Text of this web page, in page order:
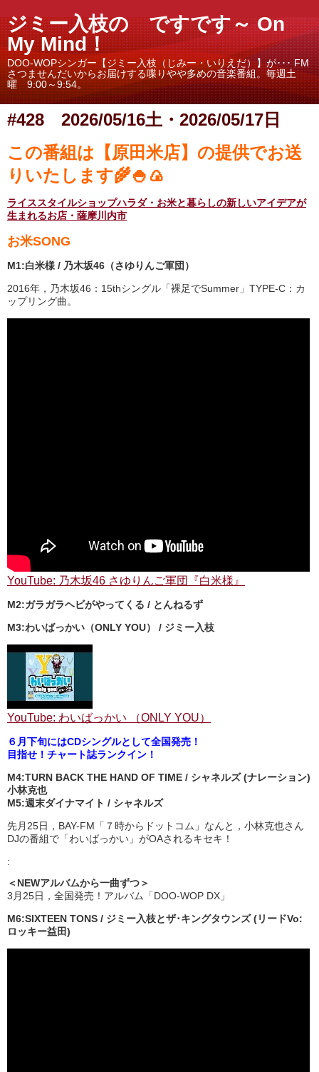
ジミー入枝の ですです～ On
My Mind！
DOO-WOPシンガー【ジミー入枝（じみー・いりえだ）】が･･･ FM
さつませんだいからお届けする喋りやや多めの音楽番組。毎週土
曜 9:00～9:54。
#428 2026/05/16土・2026/05/17日
この番組は【原田米店】の提供でお送
りいたします🌾🍚🍙
ライススタイルショップハラダ・お米と暮らしの新しいアイデアが
生まれるお店・薩摩川内市
お米SONG
M1:白米様 / 乃木坂46（さゆりんご軍団）
2016年，乃木坂46：15thシングル「裸足でSummer」TYPE-C：カ
ップリング曲。
YouTube: 乃木坂46 さゆりんご軍団『白米様』
M2:ガラガラヘビがやってくる / とんねるず
M3:わいばっかい（ONLY YOU） / ジミー入枝
YouTube: わいばっかい （ONLY YOU）
６月下旬にはCDシングルとして全国発売！
目指せ！チャート誌ランクイン！
M4:TURN BACK THE HAND OF TIME / シャネルズ (ナレーション)
小林克也
M5:週末ダイナマイト / シャネルズ
先月25日，BAY-FM「７時からドットコム」なんと，小林克也さん
DJの番組で「わいばっかい」がOAされるキセキ！
:
＜NEWアルバムから一曲ずつ＞
3月25日，全国発売！アルバム「DOO-WOP DX」
M6:SIXTEEN TONS / ジミー入枝とザ･キングタウンズ (リードVo:
ロッキー益田)